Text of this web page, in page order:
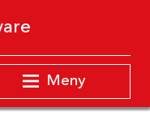
Meny